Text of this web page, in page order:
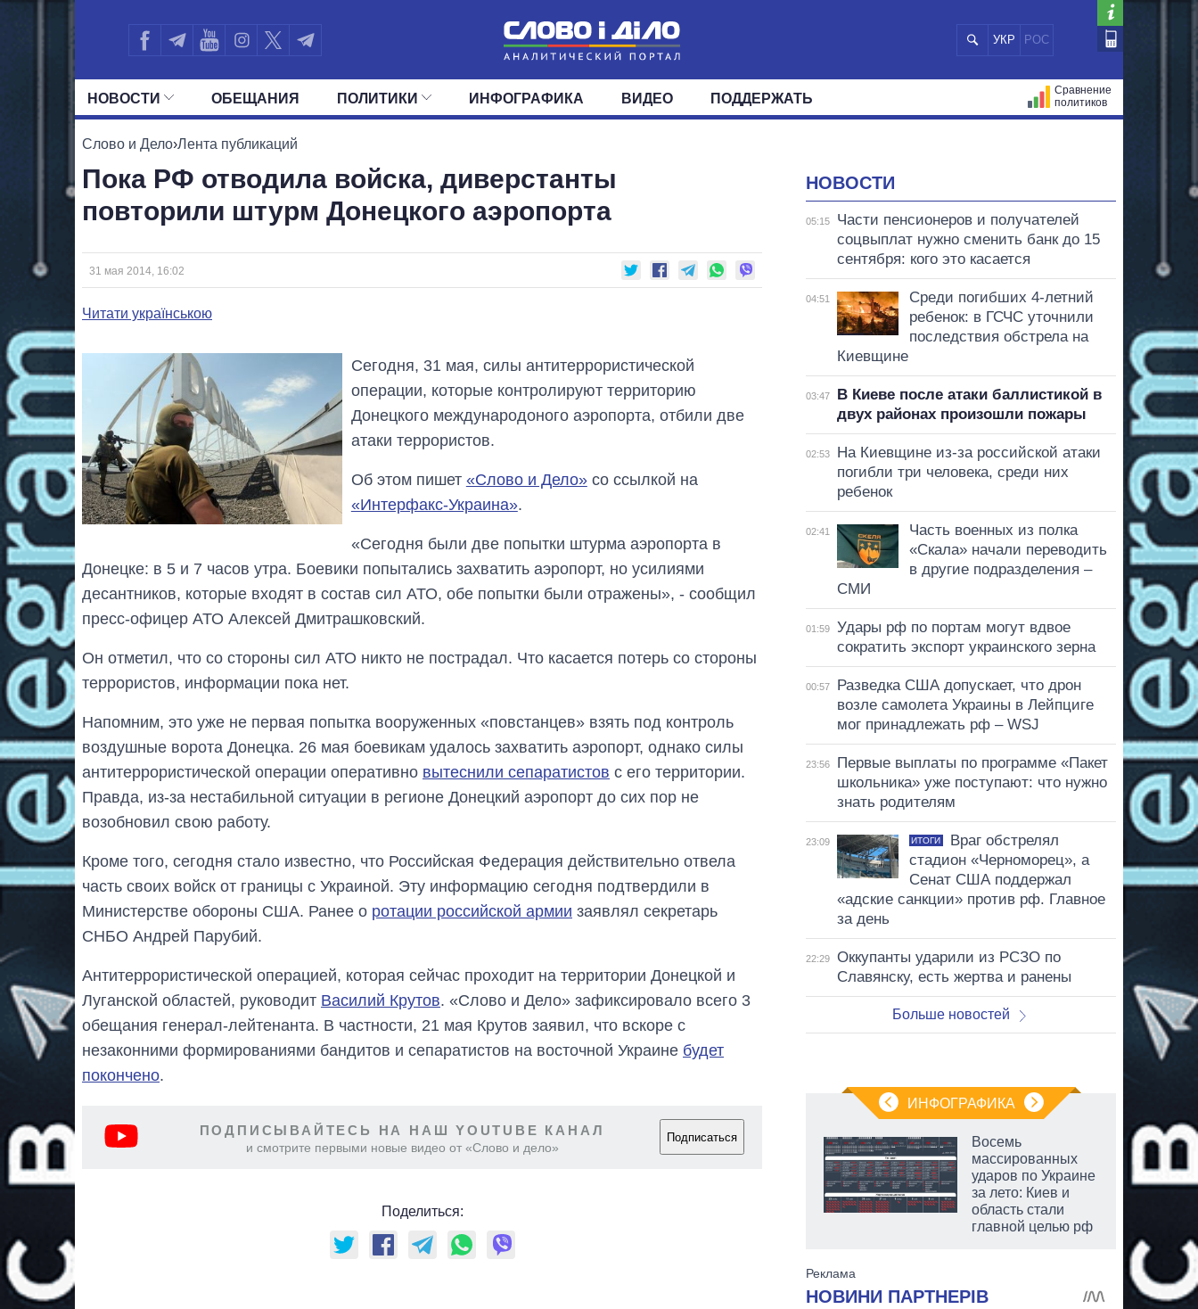
УКР РОС
НОВОСТИ
ПОЛИТИКА ЭКОНОМИКА
ОБЕЩАНИЯ ПОЛИТИКИ
ВСЕ ПОЛИТИКИ
ДЕПУТАТЫ КОМИТЕТЫ
ИНФОГРАФИКА ВИДЕО ПОДДЕРЖАТЬ
Сравнение
политиков
Слово и Дело›Лента публикаций
Пока РФ отводила войска, диверстанты
повторили штурм Донецкого аэропорта
31 мая 2014, 16:02
Читати українською
Сегодня, 31 мая, силы антитеррористической
операции, которые контролируюттерриторию
Донецкого международоного аэропорта, отбили две
атаки террористов.
Об этом пишет «Слово и Дело»со ссылкой на
«Интерфакс-Украина».
«Сегодня были две попытки штурма аэропорта в
Донецке: в 5 и 7 часов утра. Боевики попытались захватить аэропорт, но усилиями
десантников, которые входят в состав сил АТО, обе попытки были отражены», - сообщил
пресс-офицер АТО Алексей Дмитрашковский.
Он отметил, что со стороны сил АТО никто не пострадал. Что касается потерь со стороны
террористов, информации пока нет.
Напомним, это уже не первая попытка вооруженных «повстанцев» взять под контроль
воздушные ворота Донецка. 26 мая боевикам удалось захватить аэропорт, однако силы
антитеррористической операции оперативно вытеснили сепаратистов с его территории.
Правда, из-за нестабильной ситуации в регионе Донецкий аэропорт до сих пор не
возобновил свою работу.
Кроме того, сегодня стало известно, что Российская Федерация действительно отвела
часть своих войск от границы с Украиной. Эту информацию сегодня подтвердили в
Министерстве обороны США. Ранее о ротации российской армии заявлял секретарь
СНБО Андрей Парубий.
Антитеррористической операцией, которая сейчас проходит на территории Донецкой и
Луганской областей, руководит Василий Крутов. «Слово и Дело» зафиксировало всего 3
обещания генерал-лейтенанта. В частности, 21 мая Крутов заявил, что вскоре с
незаконними формированиями бандитов и сепаратистов на восточной Украине будет
покончено.
ПОДПИСЫВАЙТЕСЬ НА НАШ YOUTUBE КАНАЛ
и смотрите первыми новые видео от «Слово и дело»
Подписаться
Поделиться:
НОВОСТИ
05:15
Части пенсионеров и получателей
соцвыплат нужно сменить банк до 15
сентября: кого это касается
04:51
Среди погибших 4-летний
ребенок: в ГСЧС уточнили
последствия обстрела на
Киевщине
03:47
В Киеве после атаки баллистикой в
двух районах произошли пожары
02:53
На Киевщине из-за российской атаки
погибли три человека, среди них
ребенок
02:41
Часть военных из полка
«Скала» начали переводить
в другие подразделения –
СМИ
01:59
Удары рф по портам могут вдвое
сократить экспорт украинского зерна
00:57
Разведка США допускает, что дрон
возле самолета Украины в Лейпциге
мог принадлежать рф – WSJ
23:56
Первые выплаты по программе «Пакет
школьника» уже поступают: что нужно
знать родителям
23:09 ИТОГИ
Враг обстрелял
стадион «Черноморец», а
Сенат США поддержал
«адские санкции» против рф. Главное
за день
22:29
Оккупанты ударили из РСЗО по
Славянску, есть жертва и ранены
Больше новостей
ИНФОГРАФИКА
Дефицит памяти:
как вырос спрос
Восемь
массированных
ударов по Украине
за лето: Киев и
область стали
главной целью рф